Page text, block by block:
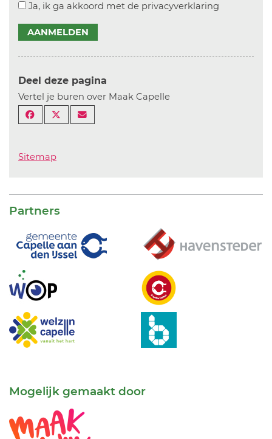
Ja, ik ga akkoord met de privacyverklaring
AANMELDEN
Deel deze pagina
Vertel je buren over Maak Capelle
Sitemap
Partners
Mogelijk gemaakt door